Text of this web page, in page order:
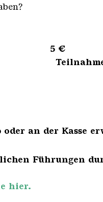
5 €
an der Kasse
Führungen
hier.